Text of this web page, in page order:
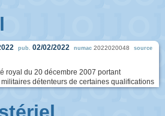
pub. 02/02/2022 numac 2022020048 source
royal du 20 décembre 2007 portant
détenteurs de certaines qualifications